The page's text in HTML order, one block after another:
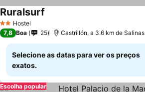
2 Estrelas
Hostel
Ruralsurf
7,8 Boa 25 Castrillón, a 3.6 km de Salinas
Selecione as datas para ver os preços
exatos.
Escolha popular